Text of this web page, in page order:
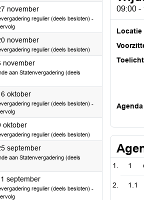
november2026
regulier (deels besloten) -
november2026
regulier (deels besloten)
november2026
aan Statenvergadering (deels
oktober2026
regulier (deels besloten) -
oktober2026
regulier (deels besloten)
september2026
aan Statenvergadering (deels
september2026
regulier (deels besloten) -
09:00 -
Locatie
1
1.1